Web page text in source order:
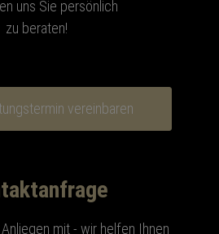
uns Sie persönlich
zu beraten!
vereinbaren
mit - wir helfen Ihnen